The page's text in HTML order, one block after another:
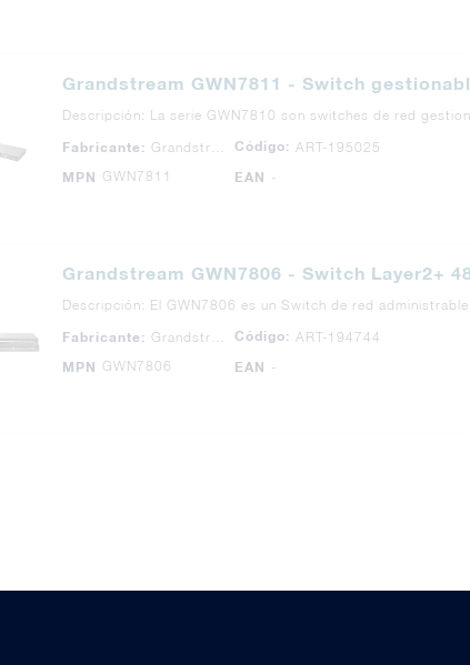
Grandstream GWN7811 - Switch
Descripción: La serie GWN7810 son switches de red
Fabricante:
Código: ART-195025
MPN GWN7811 EAN -
Grandstream GWN7806 - Switch Layer2+
Descripción: El GWN7806 es un Switch de red
Fabricante:
Código: ART-194744
MPN GWN7806 EAN -